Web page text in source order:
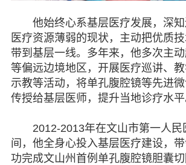
他始终心系基层医疗发展，深知
医疗资源薄弱的现状，主动把优质
带到基层一线。多年来，他多次主
等偏远边境地区，开展医疗巡讲、
示教等活动，将单孔腹腔镜等先进
传授给基层医师，提升当地诊疗水平
2012-2013年在文山市第一人民
间，他全身心投入基层医疗建设，
功完成文山州首例单孔腹腔镜胆囊